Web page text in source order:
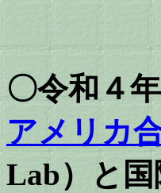
〇令和４
アメリカ
Lab）と